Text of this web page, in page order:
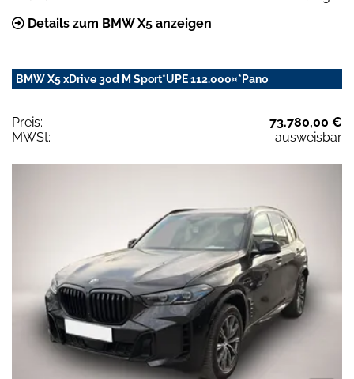
Details zum BMW X5 anzeigen
BMW X5 xDrive 30d M Sport*UPE 112.000¤*Pano
Preis:
73.780,00 €
MWSt:
ausweisbar